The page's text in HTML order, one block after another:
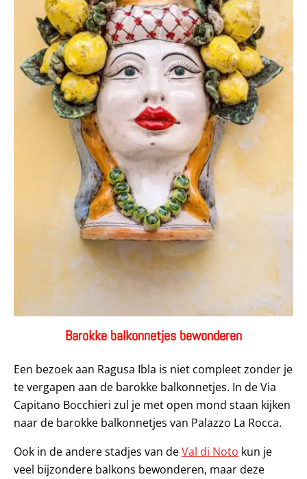
Barokke balkonnetjes bewonderen
Een bezoek aan Ragusa Ibla is niet compleet zonder je
te vergapen aan de barokke balkonnetjes. In de Via
Capitano Bocchieri zul je met open mond staan kijken
naar de barokke balkonnetjes van Palazzo La Rocca.
Ook in de andere stadjes van deVal di Noto kun je
veel bijzondere balkons bewonderen, maar deze